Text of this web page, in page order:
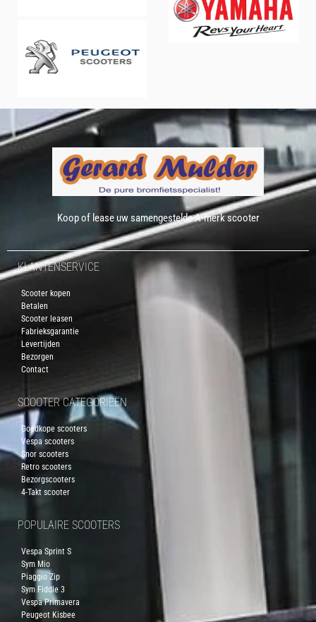
Koop of lease uw samengestelde A-merk scooter
KLANTENSERVICE
Scooter kopen
Betalen
Scooter leasen
Fabrieksgarantie
Levertijden
Bezorgen
Contact
SCOOTER CATEGORIEËN
Goedkope scooters
Vespa scooters
Snor scooters
Retro scooters
Bezorgscooters
4-Takt scooter
POPULAIRE SCOOTERS
Vespa Sprint S
Sym Mio
Piaggio Zip
Sym Fiddle 3
Vespa Primavera
Peugeot Kisbee